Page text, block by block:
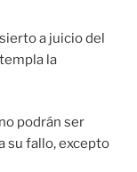
a juicio del
la
podrán ser
su fallo, excepto